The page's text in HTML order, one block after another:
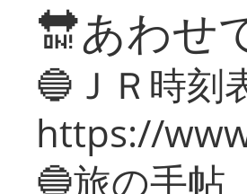
🔛あわせ
🔵ＪＲ時刻
https://
🔵旅の手帖